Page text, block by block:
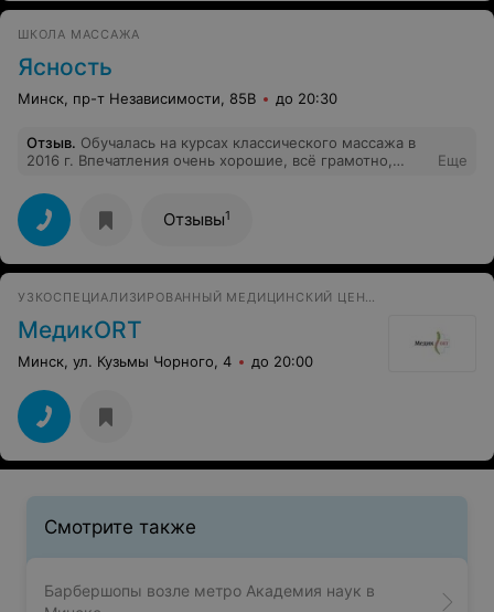
ШКОЛА МАССАЖА
Ясность
Минск, пр-т Независимости, 85В до 20:30
Отзыв. Обучалась на курсах классического массажа в
2016 г. Впечатления очень хорошие, всё грамотно,
и терпеливый, условия для обучения комфортные.
Рекомендую!
Еще
Отзывы1
УЗКОСПЕЦИАЛИЗИРОВАННЫЙ МЕДИЦИНСКИЙ ЦЕНТР
МедикORT
Минск, ул. Кузьмы Чорного, 4 до 20:00
Смотрите также
Барбершопы возле метро Академия наук в